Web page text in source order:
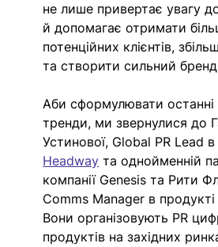
не лише привертає увагу
й допомагає отримати
потенційних клієнтів,
та створити сильний
Аби сформулювати останні
тренди, ми звернулися до
Устинової, Global PR Lead в
Headway та однойменній
компанії Genesis та Рити
Comms Manager в
Вони організовують PR
продуктів на західних